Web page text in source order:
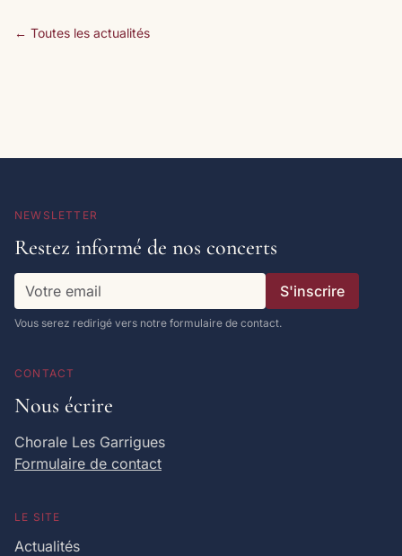
← Toutes les actualités
NEWSLETTER
Restez informé de nos concerts
S'inscrire
Vous serez redirigé vers notre formulaire de contact.
CONTACT
Nous écrire
Chorale Les Garrigues
Formulaire de contact
LE SITE
Actualités